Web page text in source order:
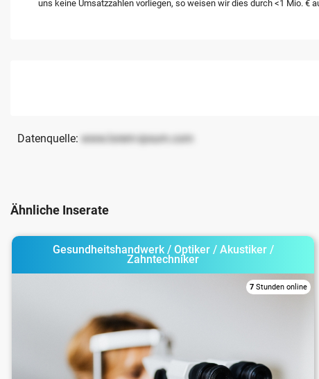
uns keine Umsatzzahlen vorliegen, so weisen wir dies durch <1 Mio. €
Datenquelle: www.lorem-ipsum.com
Ähnliche Inserate
Gesundheitshandwerk / Optiker / Akustiker /
Zahntechniker
7 Stunden online